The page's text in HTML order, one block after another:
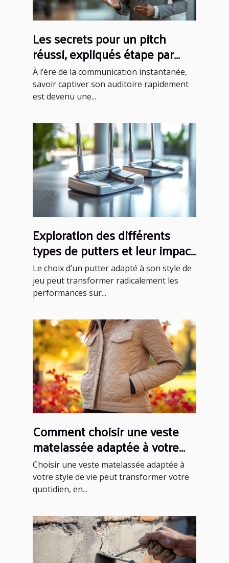
Les secrets pour un pitch
réussi, expliqués étape par
étape
À l’ère de la communication instantanée,
savoir captiver son auditoire rapidement
est devenu une...
Exploration des différents
types de putters et leur impact
sur votre performance
Le choix d’un putter adapté à son style de
jeu peut transformer radicalement les
performances sur...
Comment choisir une veste
matelassée adaptée à votre
style de vie ?
Choisir une veste matelassée adaptée à
votre style de vie peut transformer votre
quotidien, en...